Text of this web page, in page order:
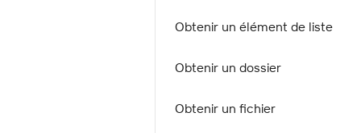
Obtenir un élément de liste
Obtenir un dossier
Obtenir un fichier